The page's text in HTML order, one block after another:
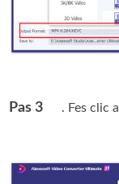
Pas 3 . Fes clic